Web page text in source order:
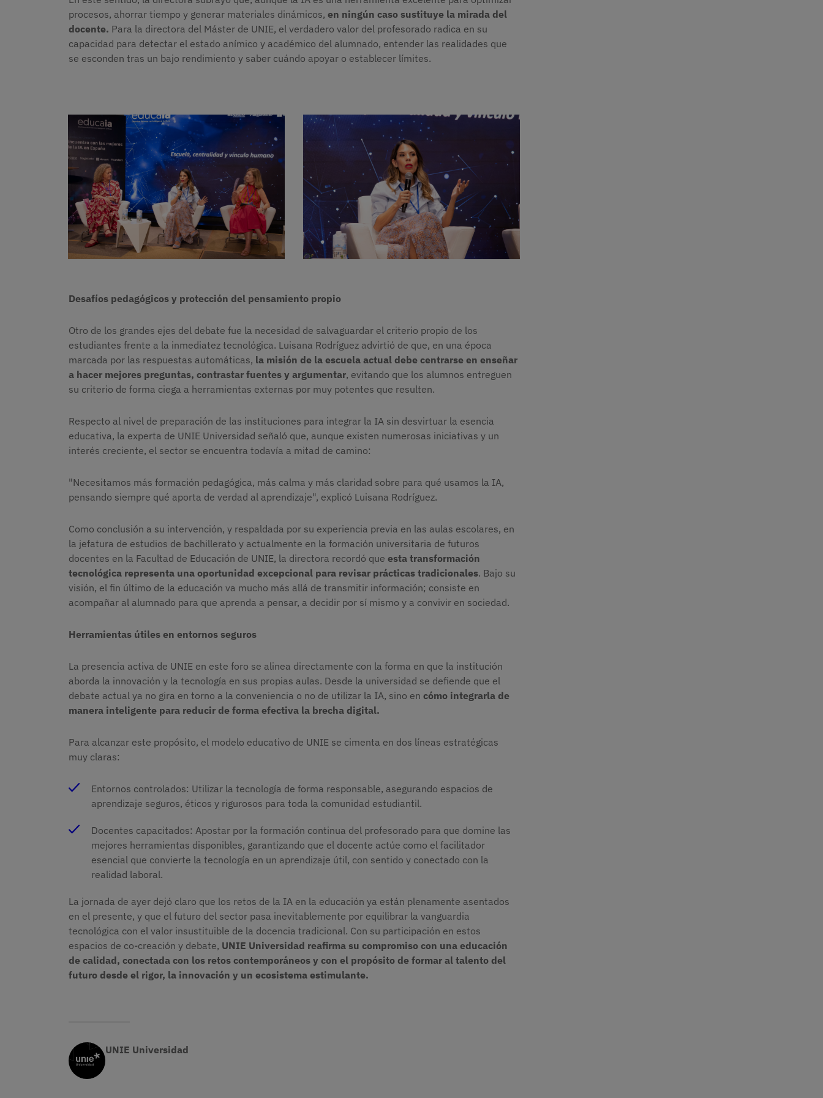
procesos, ahorrar tiempo y generar materiales dinámicos, en ningún caso sustituye la mirada del
docente. Para la directora del Máster de UNIE, el verdadero valor del profesorado radica en su
capacidad para detectar el estado anímico y académico del alumnado, entender las realidades que
se esconden tras un bajo rendimiento y saber cuándo apoyar o establecer límites.
Imagen Imagen
Desafíos pedagógicos y protección del pensamiento propio
Otro de los grandes ejes del debate fue la necesidad de salvaguardar el criterio propio de los
estudiantes frente a la inmediatez tecnológica. Luisana Rodríguez advirtió de que, en una época
marcada por las respuestas automáticas, la misión de la escuela actual debe centrarse en enseñar
a hacer mejores preguntas, contrastar fuentes y argumentar, evitando que los alumnos entreguen
su criterio de forma ciega a herramientas externas por muy potentes que resulten.
Respecto al nivel de preparación de las instituciones para integrar la IA sin desvirtuar la esencia
educativa, la experta de UNIE Universidad señaló que, aunque existen numerosas iniciativas y un
interés creciente, el sector se encuentra todavía a mitad de camino:
"Necesitamos más formación pedagógica, más calma y más claridad sobre para qué usamos la IA,
pensando siempre qué aporta de verdad al aprendizaje", explicó Luisana Rodríguez.
Como conclusión a su intervención, y respaldada por su experiencia previa en las aulas escolares, en
la jefatura de estudios de bachillerato y actualmente en la formación universitaria de futuros
docentes en la Facultad de Educación de UNIE, la directora recordó que esta transformación
tecnológica representa una oportunidad excepcional para revisar prácticas tradicionales. Bajo su
visión, el fin último de la educación va mucho más allá de transmitir información; consiste en
acompañar al alumnado para que aprenda a pensar, a decidir por sí mismo y a convivir en sociedad.
Herramientas útiles en entornos seguros
La presencia activa de UNIE en este foro se alinea directamente con la forma en que la institución
aborda la innovación y la tecnología en sus propias aulas. Desde la universidad se defiende que el
debate actual ya no gira en torno a la conveniencia o no de utilizar la IA, sino en cómo integrarla de
manera inteligente para reducir de forma efectiva la brecha digital.
Para alcanzar este propósito, el modelo educativo de UNIE se cimenta en dos líneas estratégicas
muy claras:
Entornos controlados: Utilizar la tecnología de forma responsable, asegurando espacios de
aprendizaje seguros, éticos y rigurosos para toda la comunidad estudiantil.
Docentes capacitados: Apostar por la formación continua del profesorado para que domine las
mejores herramientas disponibles, garantizando que el docente actúe como el facilitador
esencial que convierte la tecnología en un aprendizaje útil, con sentido y conectado con la
realidad laboral.
La jornada de ayer dejó claro que los retos de la IA en la educación ya están plenamente asentados
en el presente, y que el futuro del sector pasa inevitablemente por equilibrar la vanguardia
tecnológica con el valor insustituible de la docencia tradicional. Con su participación en estos
espacios de co-creación y debate, UNIE Universidad reafirma su compromiso con una educación
de calidad, conectada con los retos contemporáneos y con el propósito de formar al talento del
futuro desde el rigor, la innovación y un ecosistema estimulante.
UNIE Universidad